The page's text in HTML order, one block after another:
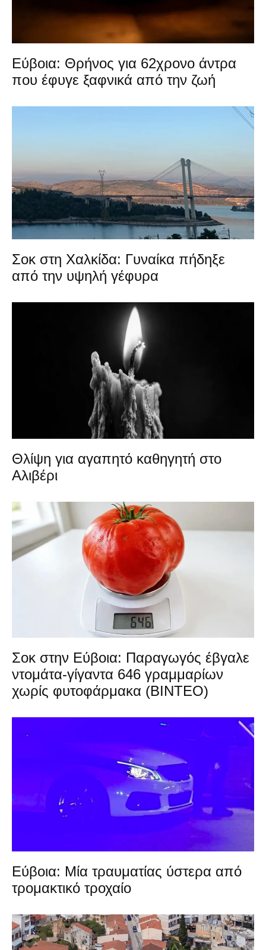
Εύβοια: Θρήνος για 62χρονο άντρα
που έφυγε ξαφνικά από την ζωή
Σοκ στη Χαλκίδα: Γυναίκα πήδηξε
από την υψηλή γέφυρα
Θλίψη για αγαπητό καθηγητή στο
Αλιβέρι
Σοκ στην Εύβοια: Παραγωγός έβγαλε
ντομάτα-γίγαντα 646 γραμμαρίων
χωρίς φυτοφάρμακα (ΒΙΝΤΕΟ)
Εύβοια: Μία τραυματίας ύστερα από
τρομακτικό τροχαίο